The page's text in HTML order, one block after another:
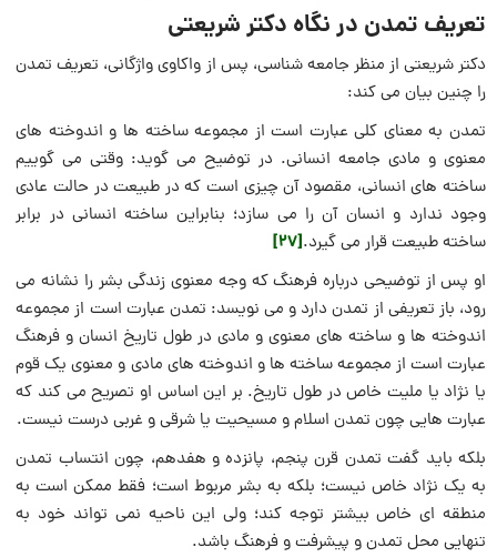
تعریف تمدن در نگاه دکتر شریعتی
دکتر شریعتی از منظر جامعه شناسی، پس از واکاوی واژگانی، تعریف تمدن
را چنین بیان می کند:
تمدن به معنای کلی عبارت است از مجموعه ساخته ها و اندوخته های
معنوی و مادی جامعه انسانی. در توضیح می گوید: وقتی می گوییم
ساخته های انسانی، مقصود آن چیزی است که در طبیعت در حالت عادی
وجود ندارد و انسان آن را می سازد؛ بنابراین ساخته انسانی در برابر
ساخته طبیعت قرار می گیرد.[27]
او پس از توضیحی درباره فرهنگ که وجه معنوی زندگی بشر را نشانه می
رود، باز تعریفی از تمدن دارد و می نویسد: تمدن عبارت است از مجموعه
اندوخته ها و ساخته های معنوی و مادی در طول تاریخ انسان و فرهنگ
عبارت است از مجموعه ساخته ها و اندوخته های مادی و معنوی یک قوم
یا نژاد یا ملیت خاص در طول تاریخ. بر این اساس او تصریح می کند که
عبارت هایی چون تمدن اسلام و مسیحیت یا شرقی و غربی درست نیست.
بلکه باید گفت تمدن قرن پنجم، پانزده و هفدهم، چون انتساب تمدن
به یک نژاد خاص نیست؛ بلکه به بشر مربوط است؛ فقط ممکن است به
منطقه ای خاص بیشتر توجه کند؛ ولی این ناحیه نمی تواند خود به
تنهایی محل تمدن و پیشرفت و فرهنگ باشد.